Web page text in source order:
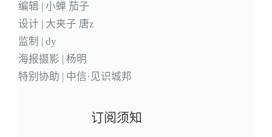
编辑 | 小蝉 茄子
设计 | 大夹子 唐z
监制 | dy
海报摄影 | 杨明
特别协助 | 中信·见识城邦
订阅须知